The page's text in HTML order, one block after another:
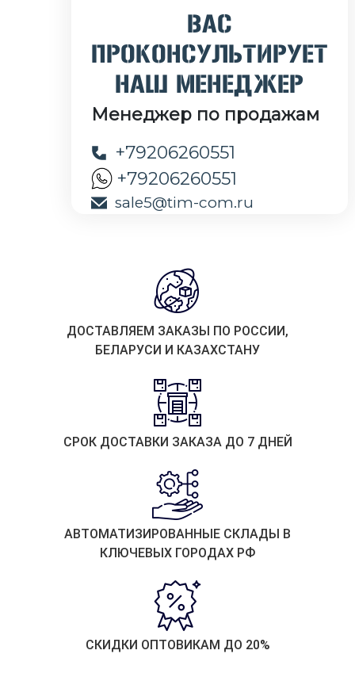
ВАС
ПРОКОНСУЛЬТИРУЕТ
НАШ МЕНЕДЖЕР
Менеджер по продажам
+79206260551
+79206260551
sale5@tim-com.ru
ДОСТАВЛЯЕМ ЗАКАЗЫ ПО РОССИИ,
БЕЛАРУСИ И КАЗАХСТАНУ
СРОК ДОСТАВКИ ЗАКАЗА ДО 7 ДНЕЙ
АВТОМАТИЗИРОВАННЫЕ СКЛАДЫ В
КЛЮЧЕВЫХ ГОРОДАХ РФ
СКИДКИ ОПТОВИКАМ ДО 20%